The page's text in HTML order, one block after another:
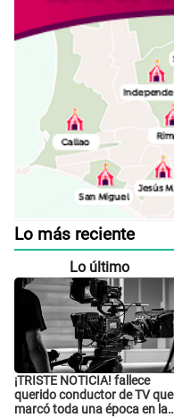
Lo más reciente
Lo último
¡TRISTE NOTICIA! fallece
querido conductor de TV que
marcó toda una época en la